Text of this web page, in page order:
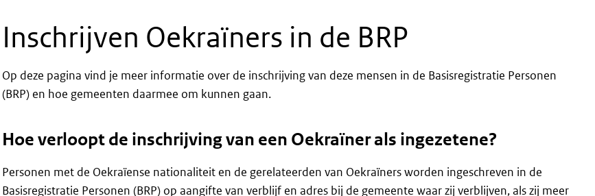
Inschrijven Oekraïners in de BRP
Op deze pagina vind je meer informatie over de inschrijving van deze mensen in de Basisregistratie Personen
(BRP) en hoe gemeenten daarmee om kunnen gaan.
Hoe verloopt de inschrijving van een Oekraïner als ingezetene?
Personen met de Oekraïense nationaliteit en de gerelateerden van Oekraïners worden ingeschreven in de
Basisregistratie Personen (BRP) op aangifte van verblijf en adres bij de gemeente waar zij verblijven, als zij meer